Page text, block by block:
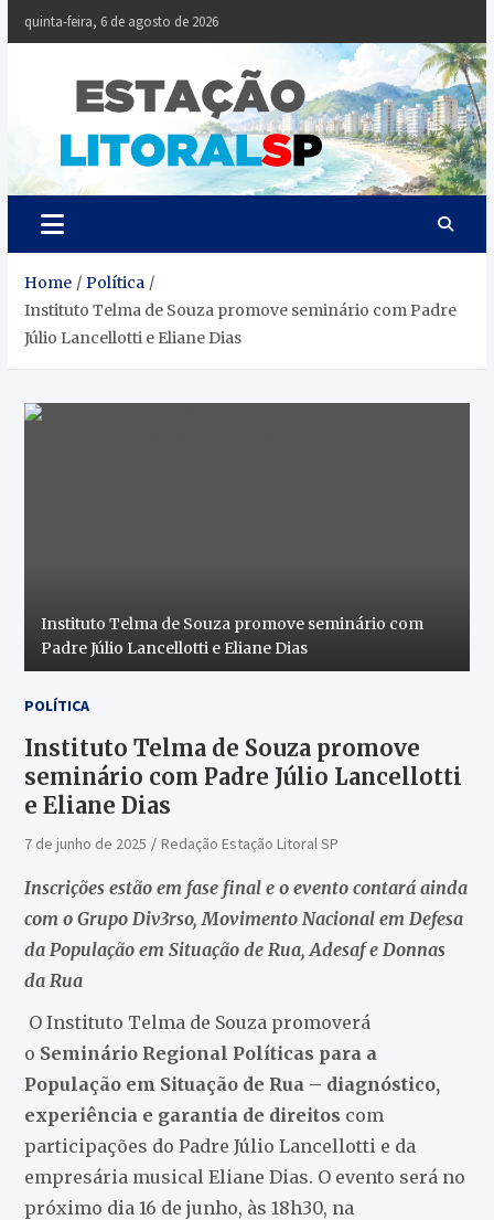
quinta-feira, 6 de agosto de 2026
Litoral
Notícias da
Baixada Santista
Home
Política
Instituto Telma de Souza promove seminário com Padre
Júlio Lancellotti e Eliane Dias
Instituto Telma de Souza promove seminário com
Padre Júlio Lancellotti e Eliane Dias
POLÍTICA
Instituto Telma de Souza promove
seminário com Padre Júlio Lancellotti
e Eliane Dias
7 de junho de 2025 Redação Estação Litoral SP
Inscrições estão em fase final e o evento contará ainda
com o Grupo Div3rso, Movimento Nacional em Defesa
da População em Situação de Rua, Adesaf e Donnas
da Rua
O Instituto Telma de Souza promoverá
o Seminário Regional Políticas para a
População em Situação de Rua – diagnóstico,
experiência e garantia de direitos com
participações do Padre Júlio Lancellotti e da
empresária musical Eliane Dias. O evento será no
próximo dia 16 de junho, às 18h30, na